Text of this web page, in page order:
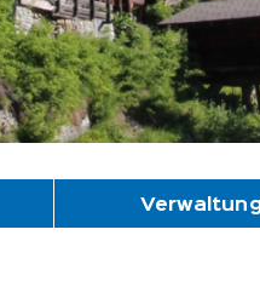
Verwaltung